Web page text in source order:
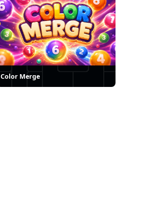
Color Merge